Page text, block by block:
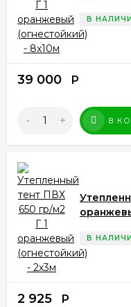
В
39 000 Р
- + В
В
2 925 Р